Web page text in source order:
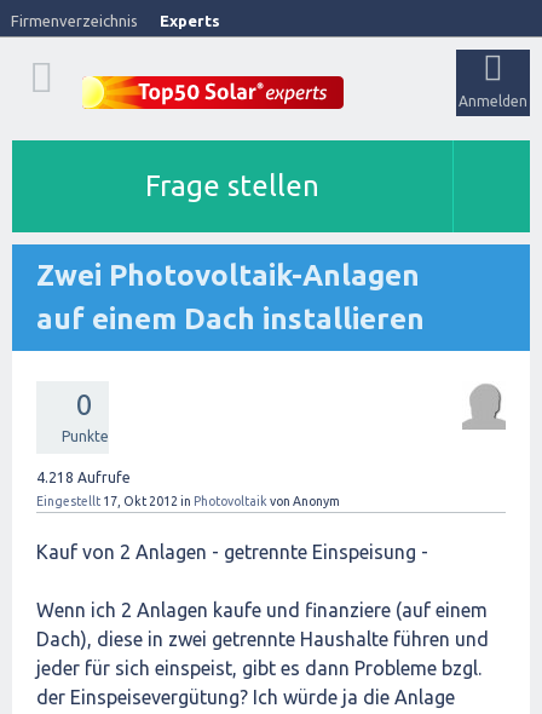
Firmenverzeichnis Experts
Anmelden
Frage stellen
Zwei Photovoltaik-Anlagen
auf einem Dach installieren
0
Punkte
4.218 Aufrufe
Eingestellt 17, Okt 2012 in Photovoltaik von Anonym
Kauf von 2 Anlagen - getrennte Einspeisung -
Wenn ich 2 Anlagen kaufe und finanziere (auf einem
Dach), diese in zwei getrennte Haushalte führen und
jeder für sich einspeist, gibt es dann Probleme bzgl.
der Einspeisevergütung? Ich würde ja die Anlage